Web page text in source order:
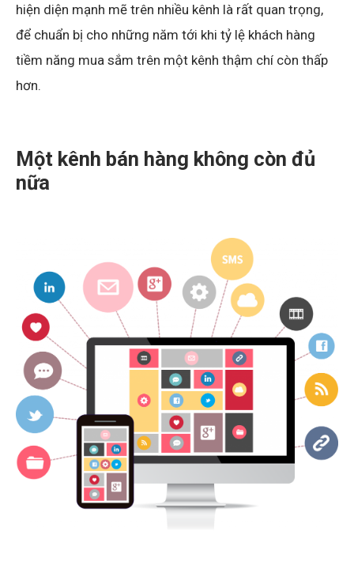
hiện diện mạnh mẽ trên nhiều kênh là rất quan trọng,
để chuẩn bị cho những năm tới khi tỷ lệ khách hàng
tiềm năng mua sắm trên một kênh thậm chí còn thấp
hơn.
Một kênh bán hàng không còn đủ
nữa